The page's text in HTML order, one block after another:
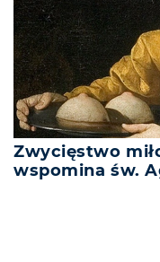
Zwycięstwo
wspomina św.